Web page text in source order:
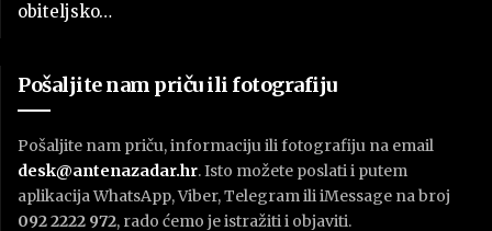
obiteljsko…
Pošaljite nam priču ili fotografiju
Pošaljite nam priču, informaciju ili fotografiju na email
desk@antenazadar.hr. Isto možete poslati i putem
aplikacija WhatsApp, Viber, Telegram ili iMessage na broj
092 2222 972, rado ćemo je istražiti i objaviti.